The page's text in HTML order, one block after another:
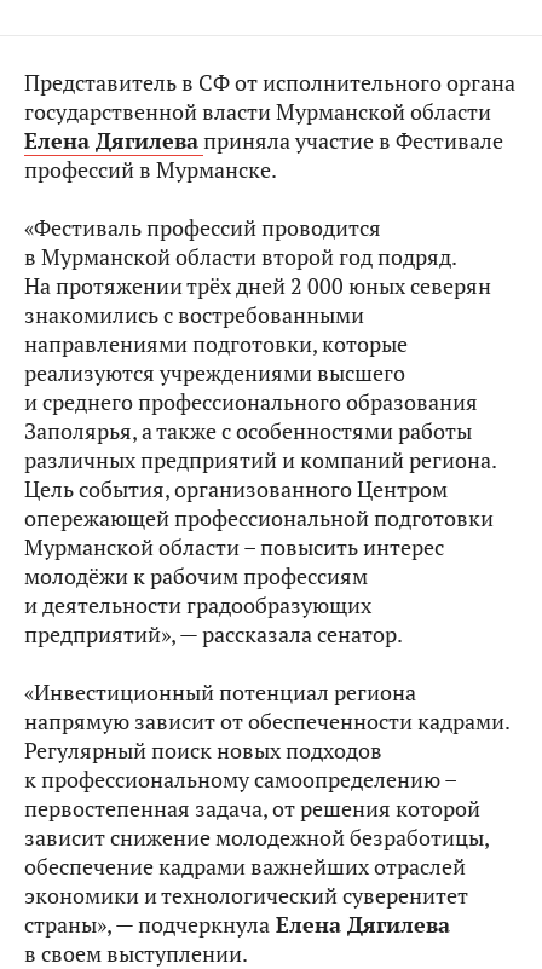
Представитель в СФ от исполнительного органа
государственной власти Мурманской области
Елена Дягилеваприняла участие в Фестивале
профессий в Мурманске.
«Фестиваль профессий проводится
в Мурманской области второй год подряд.
На протяжении трёх дней 2 000 юных северян
знакомились с востребованными
направлениями подготовки, которые
реализуются учреждениями высшего
и среднего профессионального образования
Заполярья, а также с особенностями работы
различных предприятий и компаний региона.
Цель события, организованного Центром
опережающей профессиональной подготовки
Мурманской области – повысить интерес
молодёжи к рабочим профессиям
и деятельности градообразующих
предприятий», — рассказала сенатор.
«Инвестиционный потенциал региона
напрямую зависит от обеспеченности кадрами.
Регулярный поиск новых подходов
к профессиональному самоопределению –
первостепенная задача, от решения которой
зависит снижение молодежной безработицы,
обеспечение кадрами важнейших отраслей
экономики и технологический суверенитет
страны», — подчеркнула Елена Дягилева
в своем выступлении.